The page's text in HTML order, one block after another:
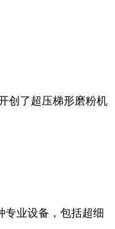
创了超压梯形磨粉机
专业设备，包括超细